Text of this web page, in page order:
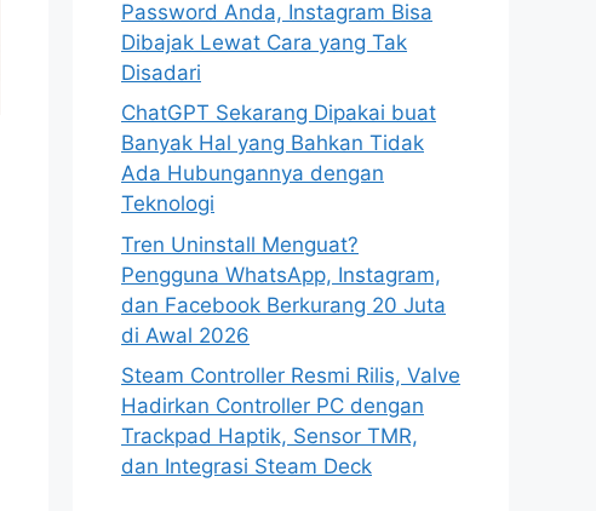
Password Anda, Instagram Bisa
Dibajak Lewat Cara yang Tak
Disadari
ChatGPT Sekarang Dipakai buat
Banyak Hal yang Bahkan Tidak
Ada Hubungannya dengan
Teknologi
Tren Uninstall Menguat?
Pengguna WhatsApp, Instagram,
dan Facebook Berkurang 20 Juta
di Awal 2026
Steam Controller Resmi Rilis, Valve
Hadirkan Controller PC dengan
Trackpad Haptik, Sensor TMR,
dan Integrasi Steam Deck